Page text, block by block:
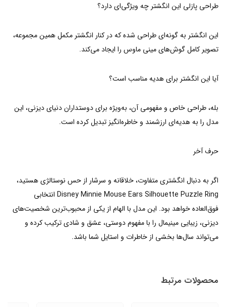
طراحی پازلی این انگشتر چه ویژگی‌ای دارد؟
این انگشتر به گونه‌ای طراحی شده که در کنار انگشتر مکمل همین مجموعه،
تصویر کامل گوش‌های مینی ماوس را ایجاد می‌کند.
آیا این انگشتر برای هدیه مناسب است؟
بله، طراحی خاص و مفهومی آن، به‌ویژه برای دوستداران دنیای دیزنی، این
مدل را به هدیه‌ای ارزشمند و خاطره‌انگیز تبدیل کرده است.
حرف آخر
اگر به دنبال انگشتری متفاوت، خلاقانه و سرشار از حس نوستالژی هستید،
Disney Minnie Mouse Ears Silhouette Puzzle Ring انتخابی
فوق‌العاده خواهد بود. این مدل با الهام از یکی از محبوب‌ترین شخصیت‌های
دیزنی، زیبایی مینیمال را با مفهوم دوستی، عشق و شادی ترکیب کرده و
می‌تواند سال‌ها بخشی از خاطرات و استایل شما باشد.
محصولات مرتبط